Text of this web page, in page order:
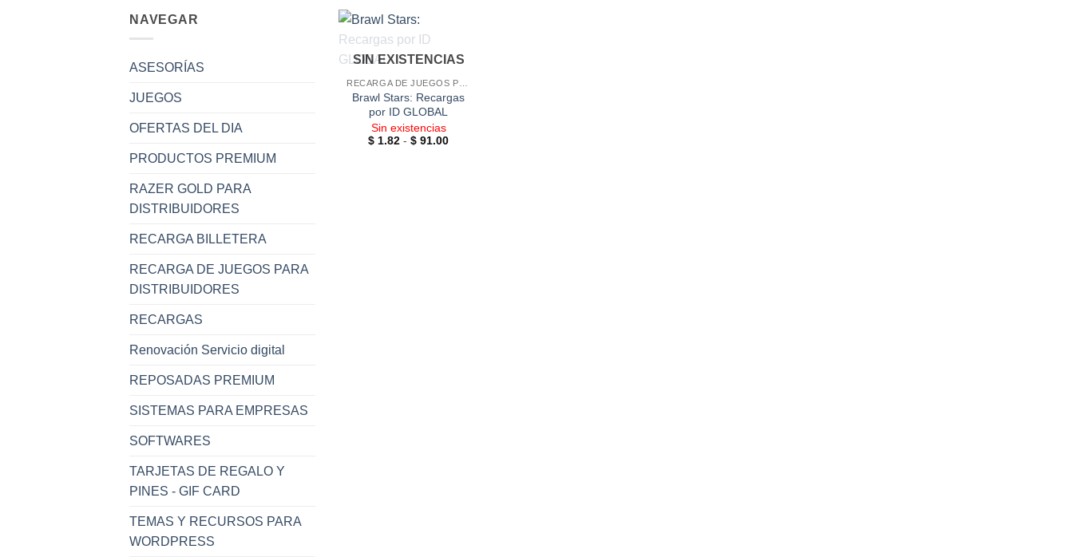
NAVEGAR
ASESORÍAS
JUEGOS
OFERTAS DEL DIA
PRODUCTOS PREMIUM
RAZER GOLD PARA
DISTRIBUIDORES
RECARGA BILLETERA
RECARGA DE JUEGOS PARA
DISTRIBUIDORES
RECARGAS
Renovación Servicio digital
REPOSADAS PREMIUM
SISTEMAS PARA EMPRESAS
SOFTWARES
TARJETAS DE REGALO Y
PINES - GIF CARD
TEMAS Y RECURSOS PARA
WORDPRESS
SIN EXISTENCIAS
Brawl Stars: Recargas
por ID GLOBAL
Sin existencias
$ 1.82 - $ 91.00Rango